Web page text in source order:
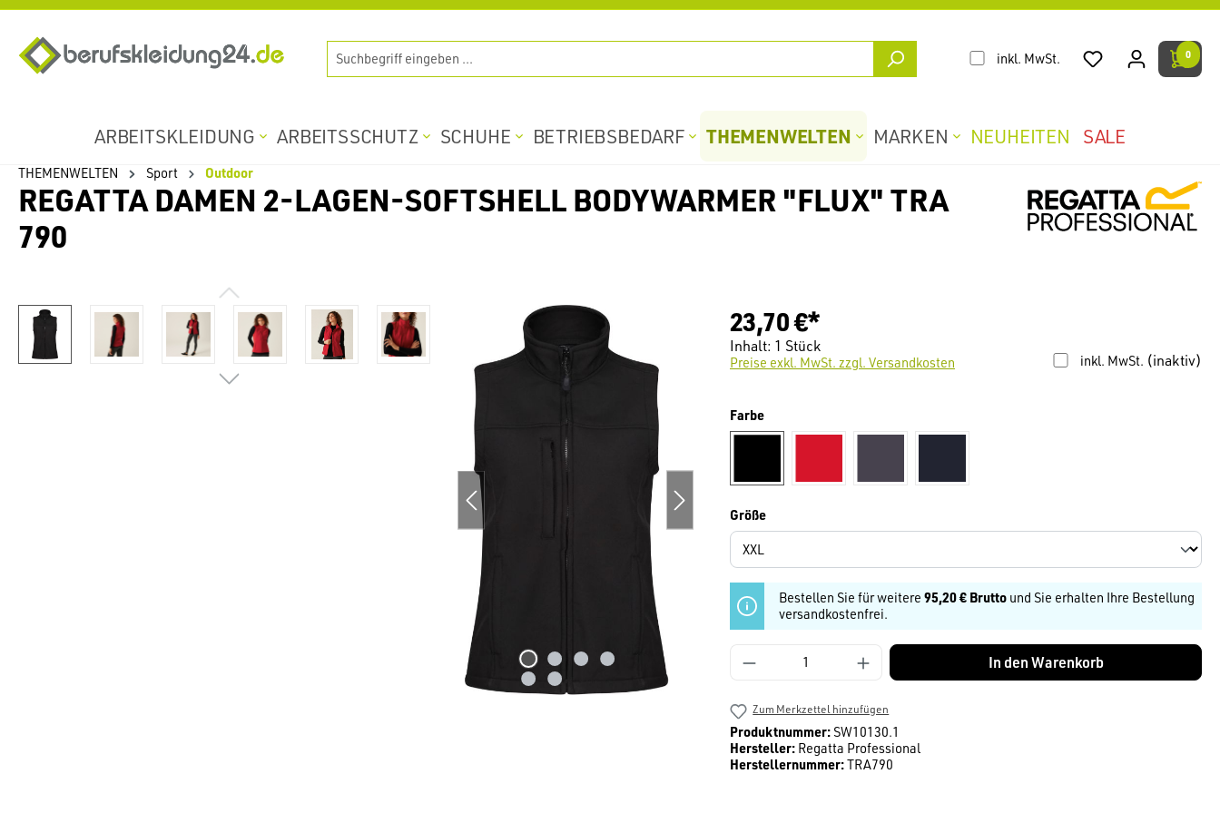
inkl. MwSt. 0
ARBEITSKLEIDUNG ARBEITSSCHUTZ SCHUHE BETRIEBSBEDARF THEMENWELTEN MARKEN NEUHEITEN SALE
THEMENWELTEN Sport Outdoor
REGATTA DAMEN 2-LAGEN-SOFTSHELL BODYWARMER "FLUX" TRA
790
Bildergalerie überspringen 23,70 €*
Inhalt: 1 Stück
inkl. MwSt. (inaktiv)
Preise exkl. MwSt. zzgl. Versandkosten
Farbeauswählen
Größeauswählen
Bestellen Sie für weitere 95,20 € Brutto und Sie erhalten Ihre Bestellung
versandkostenfrei.
Produkt Anzahl: Gib den gewünschten Wert ein
In den Warenkorb
Zum Merkzettel hinzufügen
Produktnummer:SW10130.1
Hersteller: Regatta Professional
Herstellernummer:TRA790